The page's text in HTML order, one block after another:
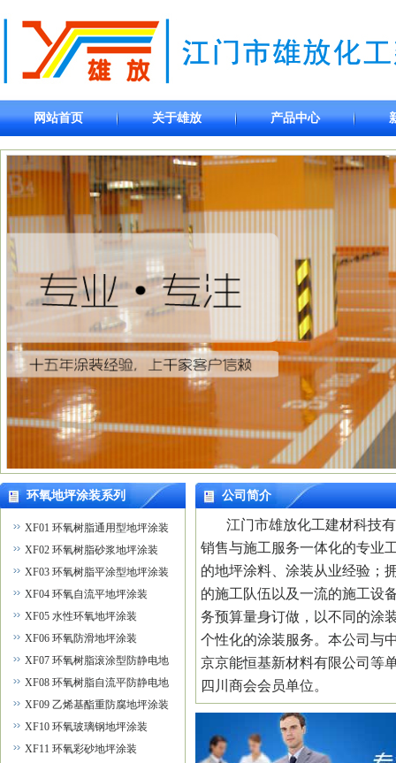
网站首页 关于雄放 产品中心
环氧地坪涂装系列
XF01 环氧树脂通用型地坪涂装
XF02 环氧树脂砂浆地坪涂装
XF03 环氧树脂平涂型地坪涂装
XF04 环氧自流平地坪涂装
XF05 水性环氧地坪涂装
XF06 环氧防滑地坪涂装
XF07 环氧树脂滚涂型防静电地
坪涂装
XF08 环氧树脂自流平防静电地
坪涂装
XF09 乙烯基酯重防腐地坪涂装
XF10 环氧玻璃钢地坪涂装
XF11 环氧彩砂地坪涂装
公司简介
江门市雄放化工建材科技
销售与施工服务一体化的专业
的地坪涂料、涂装从业经验；
的施工队伍以及一流的施工设
务预算量身订做，以不同的涂
个性化的涂装服务。本公司
京京能恒基新材料有限公司等
四川商会会员单位。